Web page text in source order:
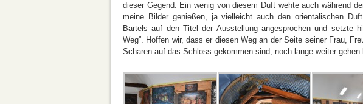
dieser Gegend. Ein wenig von diesem Duft wehte auch während
meine Bilder genießen, ja vielleicht auch den orientalischen
Bartels auf den Titel der Ausstellung angesprochen und setzte
Weg”. Hoffen wir, dass er diesen Weg an der Seite seiner Frau,
Scharen auf das Schloss gekommen sind, noch lange weiter gehen